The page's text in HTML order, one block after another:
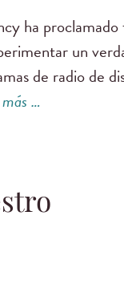
ha
un
de radio de
…